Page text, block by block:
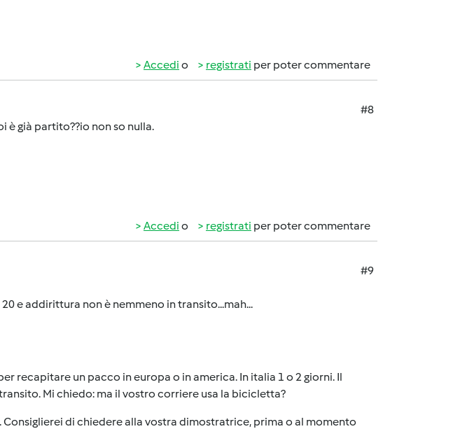
Accedi o registrati per poter commentare
#8
è già partito??io non so nulla.
Accedi o registrati per poter commentare
#9
e addirittura non è nemmeno in transito...mah...
recapitare un pacco in europa o in america. In italia 1 o 2 giorni. Il
Mi chiedo: ma il vostro corriere usa la bicicletta?
Consiglierei di chiedere alla vostra dimostratrice, prima o al momento